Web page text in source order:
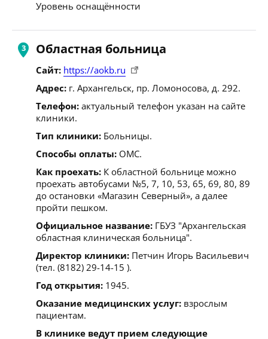
Уровень оснащённости
Областная больница
Сайт: https://aokb.ru
Адрес: г. Архангельск, пр. Ломоносова, д. 292.
Телефон: актуальный телефон указан на сайте
клиники.
Тип клиники: Больницы.
Способы оплаты: ОМС.
Как проехать: К областной больнице можно
проехать автобусами №5, 7, 10, 53, 65, 69, 80, 89
до остановки «Магазин Северный», а далее
пройти пешком.
Официальное название: ГБУЗ "Архангельская
областная клиническая больница".
Директор клиники: Петчин Игорь Васильевич
(тел. (8182) 29-14-15 ).
Год открытия: 1945.
Оказание медицинских услуг: взрослым
пациентам.
В клинике ведут прием следующие